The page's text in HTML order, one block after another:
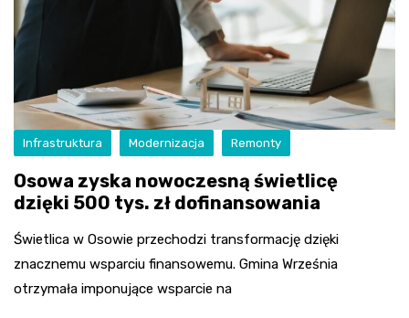
Infrastruktura Modernizacja Remonty
Osowa zyska nowoczesną świetlicę
dzięki 500 tys. zł dofinansowania
Świetlica w Osowie przechodzi transformację dzięki
znacznemu wsparciu finansowemu. Gmina Września
otrzymała imponujące wsparcie na